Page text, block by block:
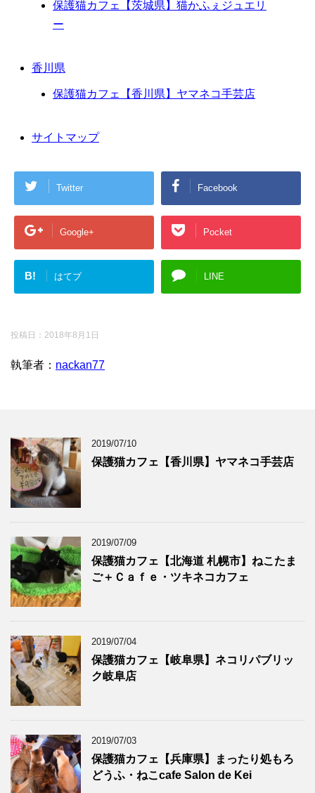
保護猫カフェ【茨城県】猫かふぇジュエリ
ー
香川県
保護猫カフェ【香川県】ヤマネコ手芸店
サイトマップ
Twitter Facebook
Google+ Pocket
B! はてブ LINE
投稿日： 2018年8月1日
執筆者： nackan77
2019/07/10
保護猫カフェ【香川県】ヤマネコ手芸店
2019/07/09
保護猫カフェ【北海道 札幌市】ねこたま
ご＋Ｃａｆｅ・ツキネコカフェ
2019/07/04
保護猫カフェ【岐阜県】ネコリパブリッ
ク岐阜店
2019/07/03
保護猫カフェ【兵庫県】まったり処もろ
どうふ・ねこcafe Salon de Kei